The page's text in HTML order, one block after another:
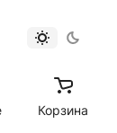
Корзина